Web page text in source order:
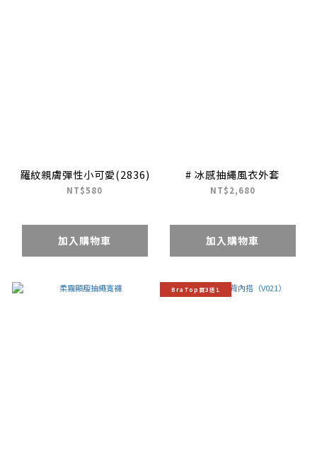
羅紋親膚彈性小可愛(2836)
NT$580
加入購物車
# 冰感抽繩風衣外套
NT$2,680
加入購物車
BraTop買3送1